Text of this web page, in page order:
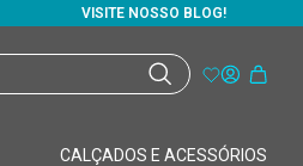
VISITE NOSSO BLOG!
CALÇADOS E ACESSÓRIOS